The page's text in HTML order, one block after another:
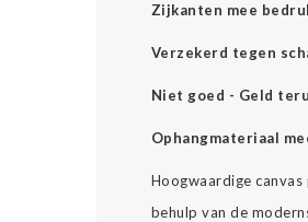
Zijkanten mee
Verzekerd tegen
Niet goed - Geld
Ophangmateriaal
Hoogwaardige
behulp van de